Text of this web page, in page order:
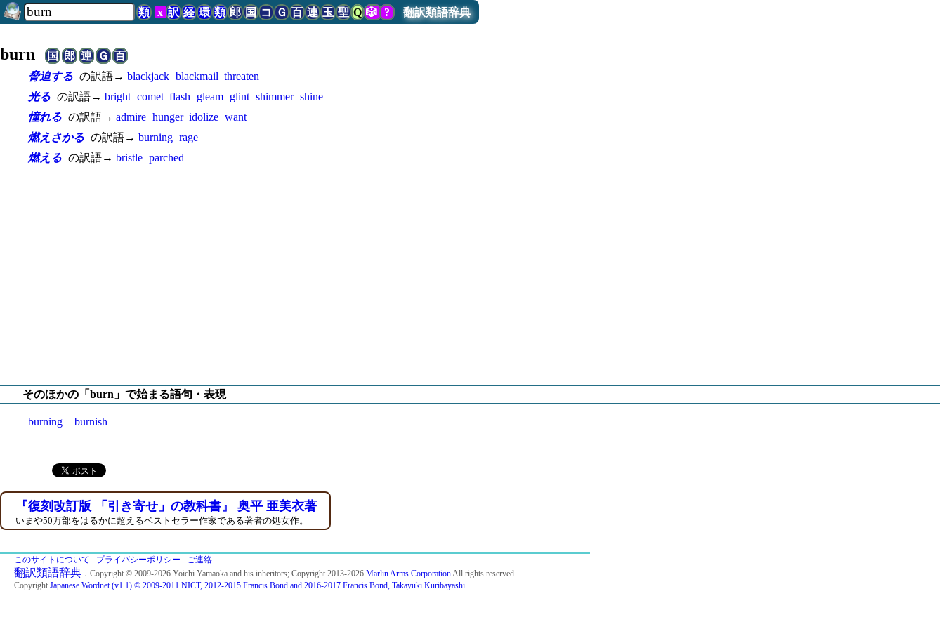
類 x 訳 経 環 類 郎 国 コ Ｇ 百 連 玉 聖 Q 🎲? 翻訳類語辞典
burn国 郎 連 Ｇ
百
脅迫する の訳語→ blackjack blackmail threaten
光る の訳語→ bright comet flash gleam glint shimmer shine
憧れる の訳語→ admire hunger idolize want
燃えさかる の訳語→ burning rage
燃える の訳語→ bristle parched
そのほかの「burn」で始まる語句・表現
burning burnish
『復刻改訂版 「引き寄せ」の教科書』 奥平 亜美衣著
いまや50万部をはるかに超えるベストセラー作家である著者の処女作。
このサイトについて プライバシーポリシー ご連絡
翻訳類語辞典 ．Copyright © 2009-2026 Yoichi Yamaoka and his inheritors; Copyright 2013-2026 Marlin Arms CorporationAll rights reserved.
Copyright Japanese Wordnet (v1.1) © 2009-2011 NICT, 2012-2015 Francis Bond and 2016-2017 Francis Bond, Takayuki Kuribayashi.